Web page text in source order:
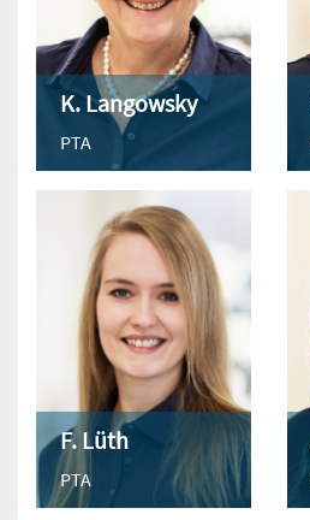
K. Langowsky
PTA
F. Lüth
PTA